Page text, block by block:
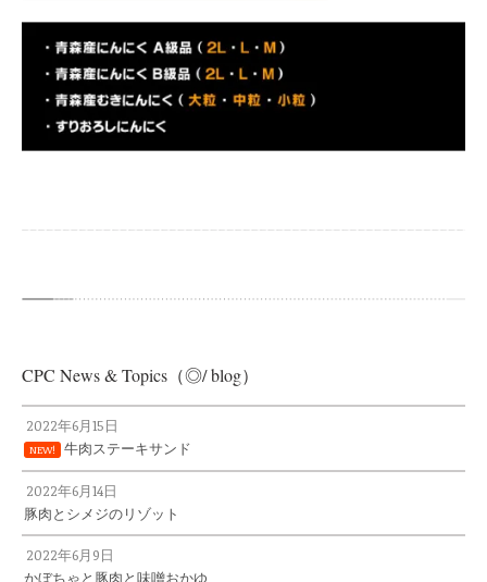
CPC News & Topics（◎/ blog）
2022年6月15日
NEW! 牛肉ステーキサンド
2022年6月14日
豚肉とシメジのリゾット
2022年6月9日
かぼちゃと豚肉と味噌おかゆ